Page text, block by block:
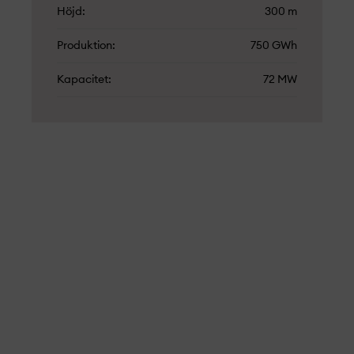
Höjd 300 m
Produktion 750 GWh
Kapacitet 72 MW